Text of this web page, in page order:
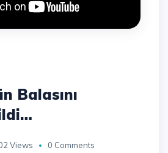
Balasını
Views 0 Comments